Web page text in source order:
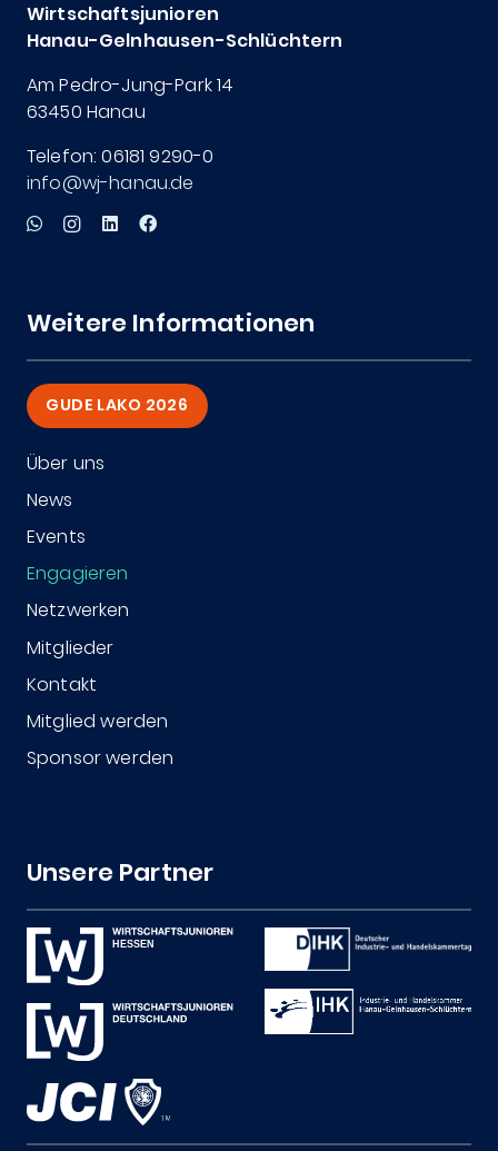
Wirtschaftsjunioren
Hanau-Gelnhausen-Schlüchtern
Am Pedro-Jung-Park 14
63450 Hanau
Telefon: 06181 9290-0
info@wj-hanau.de
Weitere Informationen
GUDE LAKO 2026
Über uns
News
Events
Engagieren
Netzwerken
Mitglieder
Kontakt
Mitglied werden
Sponsor werden
Unsere Partner